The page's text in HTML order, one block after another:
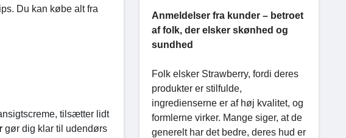
Du kan købe alt fra
tilsætter lidt
gør dig klar til udendørs
Anmeldelser fra kunder – betroet
af folk, der elsker skønhed og
sundhed
Folk elsker Strawberry, fordi deres
produkter er stilfulde,
ingredienserne er af høj kvalitet, og
formlerne virker. Mange siger, at de
generelt har det bedre, deres hud er